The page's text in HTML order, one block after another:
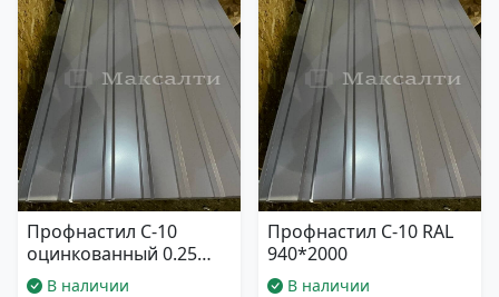
Профнастил С-10
оцинкованный 0.25
мм. 940*2000
В наличии
Профнастил С-10 RAL
940*2000
В наличии